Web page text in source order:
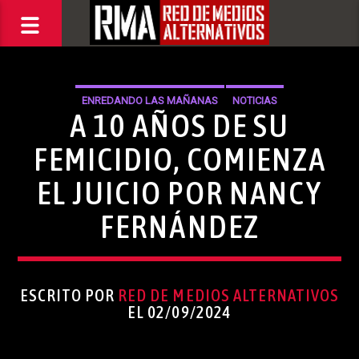
ENREDANDO LAS MAÑANAS NOTICIAS
A 10 AÑOS DE SU
FEMICIDIO, COMIENZA
EL JUICIO POR NANCY
FERNÁNDEZ
ESCRITO POR RED DE MEDIOS ALTERNATIVOS
EL 02/09/2024